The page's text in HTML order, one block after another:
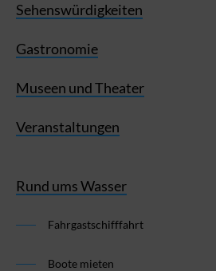
Sehenswürdigkeiten
Gastronomie
Museen und Theater
Veranstaltungen
Rund ums Wasser
Fahrgastschifffahrt
Boote mieten